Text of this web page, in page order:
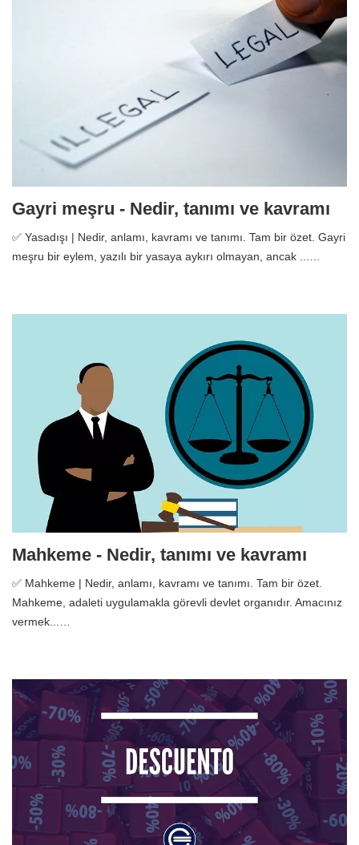
Gayri meşru - Nedir, tanımı ve kavramı
✅ Yasadışı | Nedir, anlamı, kavramı ve tanımı. Tam bir özet. Gayri
meşru bir eylem, yazılı bir yasaya aykırı olmayan, ancak ...…
Mahkeme - Nedir, tanımı ve kavramı
✅ Mahkeme | Nedir, anlamı, kavramı ve tanımı. Tam bir özet.
Mahkeme, adaleti uygulamakla görevli devlet organıdır. Amacınız
vermek...…